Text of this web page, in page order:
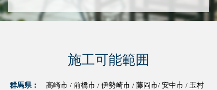
施工可能範囲
群馬県：
高崎市 / 前橋市 / 伊勢崎市 / 藤岡市/ 安中市 / 玉村